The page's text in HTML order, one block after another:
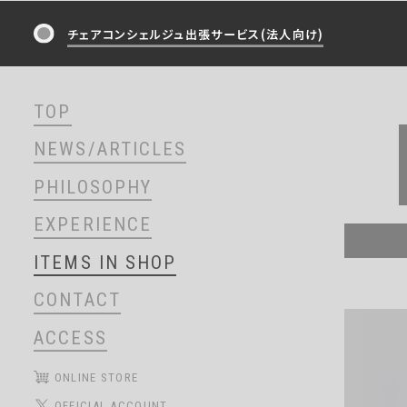
TOP
NEWS/ARTICLES
PHILOSOPHY
EXPERIENCE
ITEMS IN SHOP
CONTACT
ACCESS
ONLINE STORE
チェアコンシェルジュ出張サービス(法人向け)